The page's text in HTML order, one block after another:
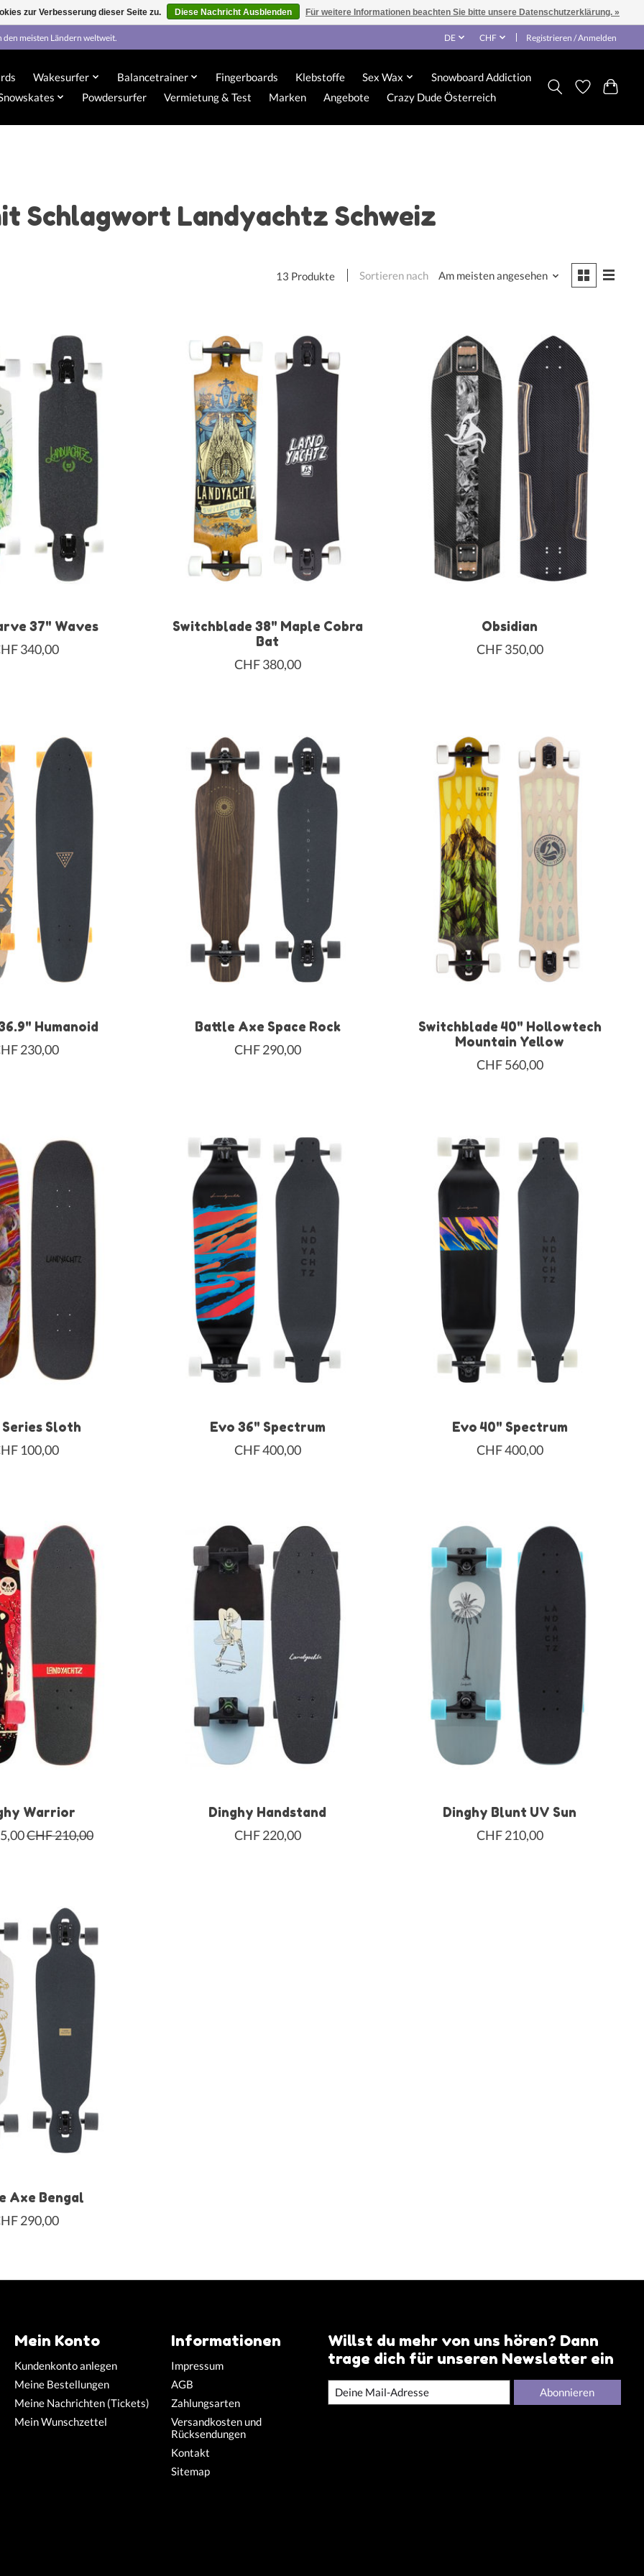
den meisten Ländern weltweit. DE CHF Registrieren / Anmelden
Wakesurfer Balancetrainer Fingerboards Klebstoffe Sex Wax
Snowboard Addiction
Powdersurfer Vermietung & Test Marken Angebote Crazy Dude Österreich
Schlagwort Landyachtz Schweiz
13 Produkte Sortieren nach Am meisten angesehen
37" Waves
340,00
Switchblade 38" Maple Cobra
Bat
CHF 380,00
Obsidian
CHF 350,00
Humanoid
230,00
Battle Axe Space Rock
CHF 290,00
Switchblade 40" Hollowtech
Mountain Yellow
CHF 560,00
Sloth
100,00
Evo 36" Spectrum
CHF 400,00
Evo 40" Spectrum
CHF 400,00
Warrior
CHF 210,00
Dinghy Handstand
CHF 220,00
Dinghy Blunt UV Sun
CHF 210,00
Axe Bengal
290,00
Mein Konto
Kundenkonto anlegen
Meine Bestellungen
Meine Nachrichten (Tickets)
Mein Wunschzettel
Informationen
Impressum
AGB
Zahlungsarten
Versandkosten und
Rücksendungen
Kontakt
Sitemap
Willst du mehr von uns hören? Dann
trage dich für unseren Newsletter ein
Abonnieren
zur Verbesserung dieser Seite zu. Diese Nachricht Ausblenden Für weitere Informationen beachten Sie bitte unsere Datenschutzerklärung. »